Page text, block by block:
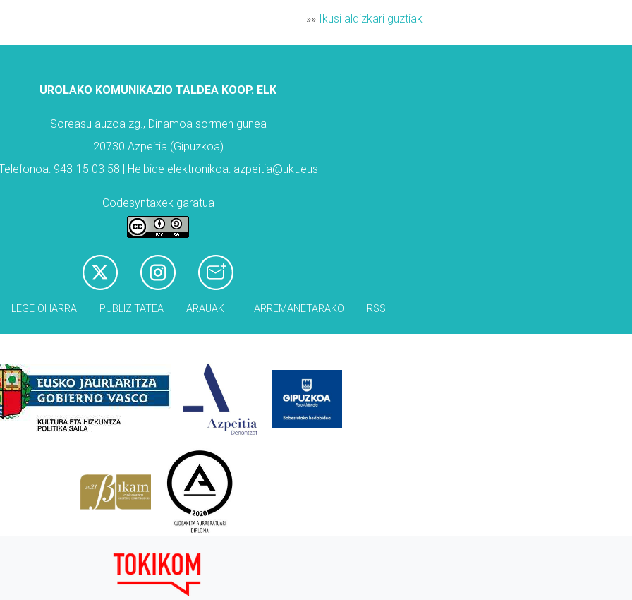
»» Ikusi aldizkari guztiak
UROLAKO KOMUNIKAZIO TALDEA KOOP. ELK
Soreasu auzoa zg., Dinamoa sormen gunea
20730 Azpeitia (Gipuzkoa)
943-15 03 58 | Helbide elektronikoa: azpeitia@ukt.eus
Codesyntaxek garatua
LEGE OHARRA PUBLIZITATEA ARAUAK HARREMANETARAKO RSS